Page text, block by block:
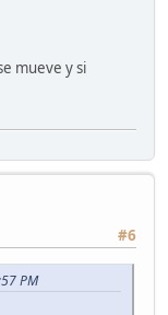
mueve y si
#6
PM